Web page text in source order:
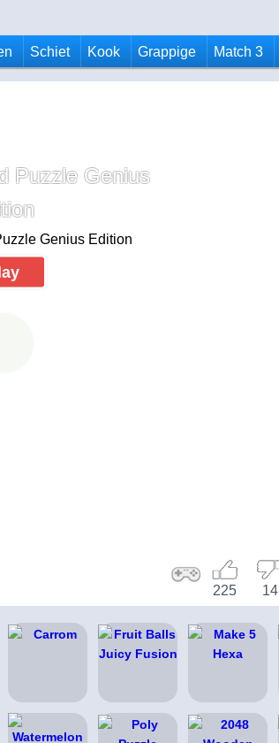
Schiet Kook Grappige Match 3
Puzzle Genius
14
225